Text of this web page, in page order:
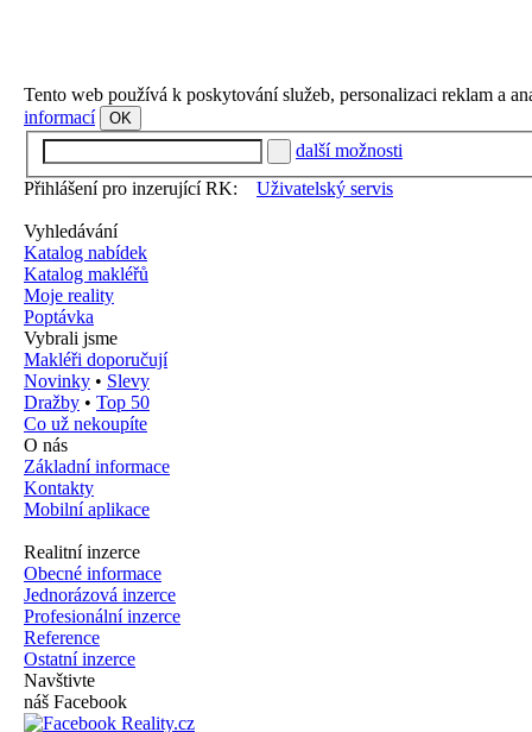
Tento web používá k poskytování služeb, personalizaci reklam a
informací
OK
další možnosti
Přihlášení pro inzerující RK:
Uživatelský servis
Vyhledávání
Katalog nabídek
Katalog makléřů
Moje reality
Poptávka
Vybrali jsme
Makléři doporučují
Novinky • Slevy
Dražby • Top 50
Co už nekoupíte
O nás
Základní informace
Kontakty
Mobilní aplikace
Realitní inzerce
Obecné informace
Jednorázová inzerce
Profesionální inzerce
Reference
Ostatní inzerce
Navštivte
náš Facebook